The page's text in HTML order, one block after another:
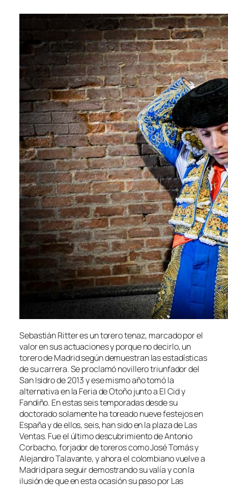
Sebastián Ritter es un torero tenaz, marcado por el
valor en sus actuaciones y porque no decirlo, un
torero de Madrid según demuestran las estadísticas
de su carrera. Se proclamó novillero triunfador del
San Isidro de 2013 y ese mismo año tomó la
alternativa en la Feria de Otoño junto a El Cid y
Fandiño. En estas seis temporadas desde su
doctorado solamente ha toreado nueve festejos en
España y de ellos, seis, han sido en la plaza de Las
Ventas. Fue el último descubrimiento de Antonio
Corbacho, forjador de toreros como José Tomás y
Alejandro Talavante, y ahora el colombiano vuelve a
Madrid para seguir demostrando su valía y con la
ilusión de que en esta ocasión su paso por Las